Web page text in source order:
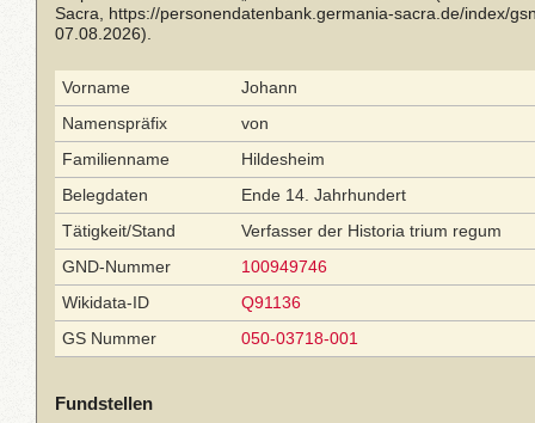
Sacra, https://personendatenbank.germania-sacra.de/index/
07.08.2026).
Vorname
Johann
Namenspräfix
von
Familienname
Hildesheim
Belegdaten
Ende 14. Jahrhundert
Tätigkeit/Stand
Verfasser der Historia trium regum
GND-Nummer
100949746
Wikidata-ID
Q91136
GS Nummer
050-03718-001
Fundstellen